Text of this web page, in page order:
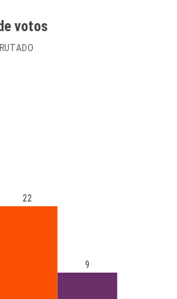
votos
22
9